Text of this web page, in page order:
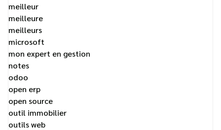
meilleur
meilleure
meilleurs
microsoft
mon expert en gestion
notes
odoo
open erp
open source
outil immobilier
outils web